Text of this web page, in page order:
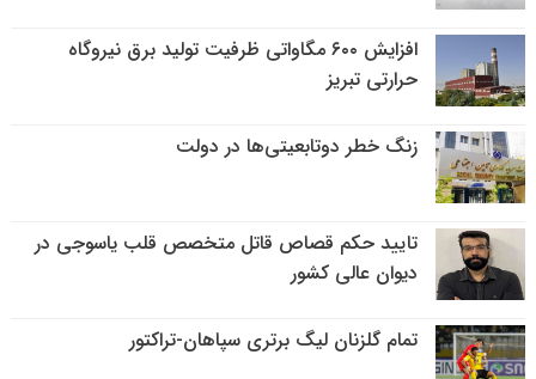
افزایش ۶۰۰ مگاواتی ظرفیت تولید برق نیروگاه
حرارتی تبریز
زنگ خطر دوتابعیتی‌ها در دولت
تایید حکم قصاص قاتل متخصص قلب یاسوجی در
دیوان عالی کشور
تمام گلزنان لیگ‌ برتری سپاهان-تراکتور